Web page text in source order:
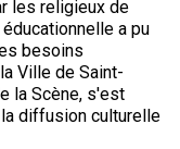
les religieux de
a pu
besoins
Ville de Saint-
la Scène, s'est
diffusion culturelle